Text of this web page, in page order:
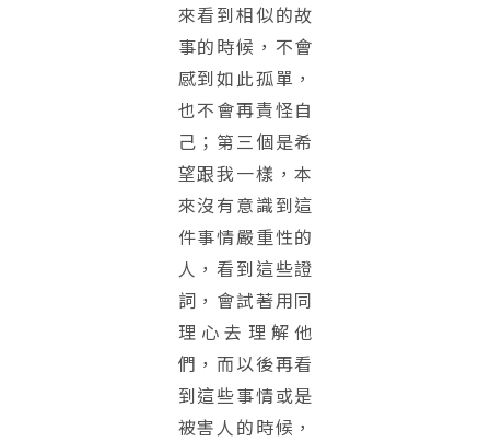
來看到相似的故
事的時候，不會
感到如此孤單，
也不會再責怪自
己；第三個是希
望跟我一樣，本
來沒有意識到這
件事情嚴重性的
人，看到這些證
詞，會試著用同
理心去理解他
們，而以後再看
到這些事情或是
被害人的時候，